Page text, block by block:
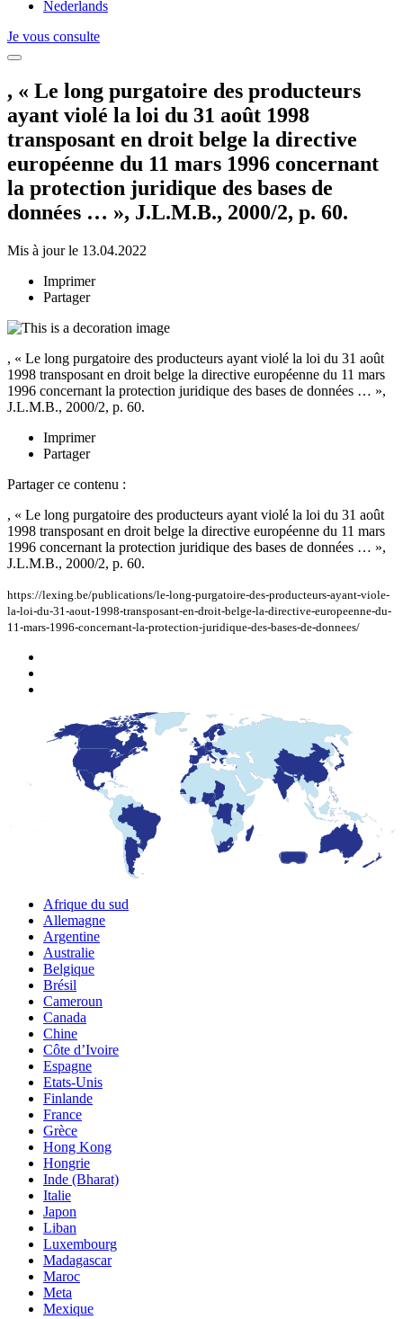
Nederlands
Je vous consulte
, « Le long purgatoire des producteurs
ayant violé la loi du 31 août 1998
transposant en droit belge la directive
européenne du 11 mars 1996 concernant
la protection juridique des bases de
données … », J.L.M.B., 2000/2, p. 60.
Mis à jour le 13.04.2022
Imprimer
Partager
, « Le long purgatoire des producteurs ayant violé la loi du 31 août
1998 transposant en droit belge la directive européenne du 11 mars
1996 concernant la protection juridique des bases de données … »,
J.L.M.B., 2000/2, p. 60.
Imprimer
Partager
Partager ce contenu :
, « Le long purgatoire des producteurs ayant violé la loi du 31 août
1998 transposant en droit belge la directive européenne du 11 mars
1996 concernant la protection juridique des bases de données … »,
J.L.M.B., 2000/2, p. 60.
https://lexing.be/publications/le-long-purgatoire-des-producteurs-ayant-viole-
la-loi-du-31-aout-1998-transposant-en-droit-belge-la-directive-europeenne-du-
11-mars-1996-concernant-la-protection-juridique-des-bases-de-donnees/
Afrique du sud
Allemagne
Argentine
Australie
Belgique
Brésil
Cameroun
Canada
Chine
Côte d’Ivoire
Espagne
Etats-Unis
Finlande
France
Grèce
Hong Kong
Hongrie
Inde (Bharat)
Italie
Japon
Liban
Luxembourg
Madagascar
Maroc
Meta
Mexique